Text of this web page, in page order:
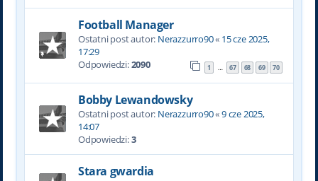
Football Manager
Ostatni post autor: Nerazzurro90« 15 cze 2025,
17:29
Odpowiedzi:2090 1 … 67 68 69 70
Bobby Lewandowsky
Ostatni post autor: Nerazzurro90«9 cze 2025,
14:07
Odpowiedzi:3
Stara gwardia